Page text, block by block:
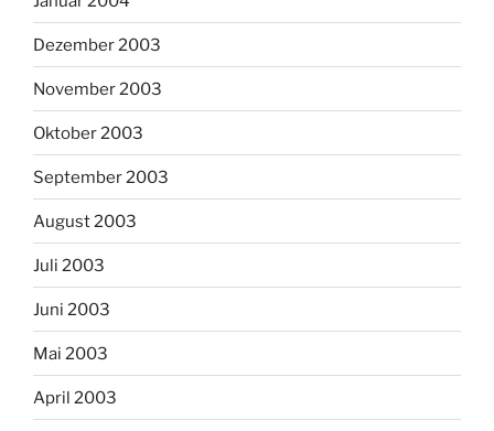
Dezember 2003
November 2003
Oktober 2003
September 2003
August 2003
Juli 2003
Juni 2003
Mai 2003
April 2003